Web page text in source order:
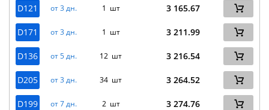
D121 от 3 дн. 1 шт 3 165.67
D171 от 3 дн. 1 шт 3 211.99
D136 от 5 дн. 12 шт 3 216.54
D205 от 3 дн. 34 шт 3 264.52
D199 от 7 дн. 2 шт 3 274.76